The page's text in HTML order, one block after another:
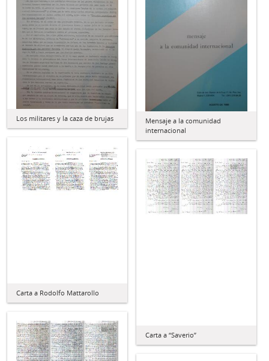
Los militares y la caza de brujas
Mensaje a la comunidad
internacional
Carta a Rodolfo Mattarollo
Carta a “Saverio”